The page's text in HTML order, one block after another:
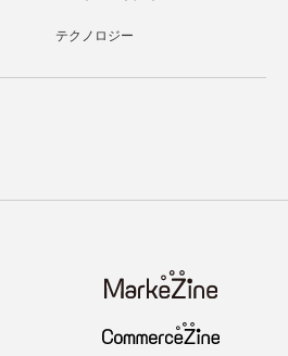
テクノロジー